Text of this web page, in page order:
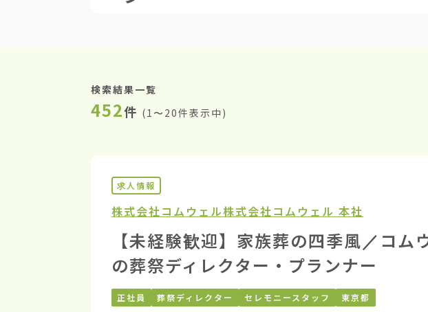
検索結果一覧
452件 (1〜20件表示中)
求人情報
株式会社コムウェル株式会社コムウェル 本社
【未経験歓迎】家族葬の四季風／コム
の葬祭ディレクター・プランナー
正社員 葬祭ディレクター セレモニースタッフ 東京都